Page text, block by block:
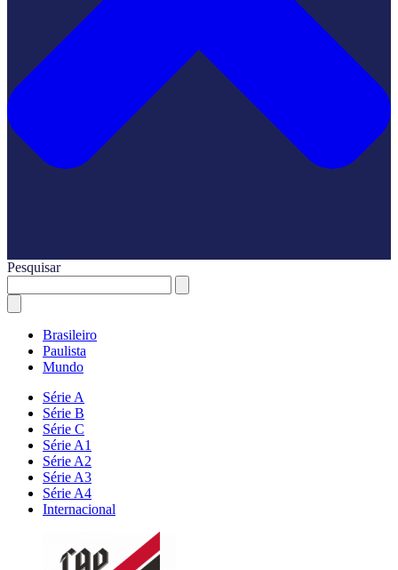
Pesquisar
Brasileiro
Paulista
Mundo
Série A
Série B
Série C
Série A1
Série A2
Série A3
Série A4
Internacional